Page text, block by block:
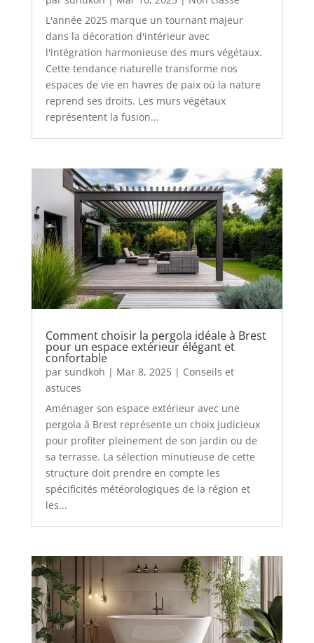
L'année 2025 marque un tournant majeur
dans la décoration d'intérieur avec
l'intégration harmonieuse des murs végétaux.
Cette tendance naturelle transforme nos
espaces de vie en havres de paix où la nature
reprend ses droits. Les murs végétaux
représentent la fusion...
Comment choisir la pergola idéale à Brest
pour un espace extérieur élégant et
confortable
par sundkoh | Mar 8, 2025| Conseils et
astuces
Aménager son espace extérieur avec une
pergola à Brest représente un choix judicieux
pour profiter pleinement de son jardin ou de
sa terrasse. La sélection minutieuse de cette
structure doit prendre en compte les
spécificités météorologiques de la région et
les...